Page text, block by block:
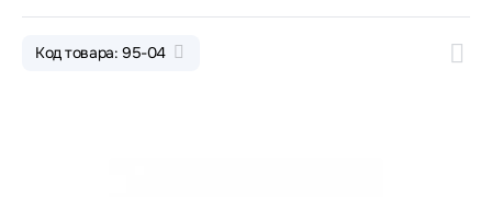
Код товара: 95-04